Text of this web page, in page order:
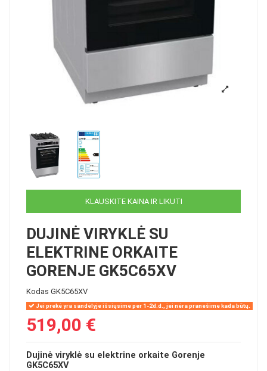
KLAUSKITE KAINA IR LIKUTI
DUJINĖ VIRYKLĖ SU
ELEKTRINE ORKAITE
GORENJE GK5C65XV
Kodas GK5C65XV
Jei prekė yra sandėlyje išsiųsime per 1-2d.d., jei nėra pranešime kada būtų.
519,00 €
Dujinė viryklė su elektrine orkaite Gorenje
GK5C65XV